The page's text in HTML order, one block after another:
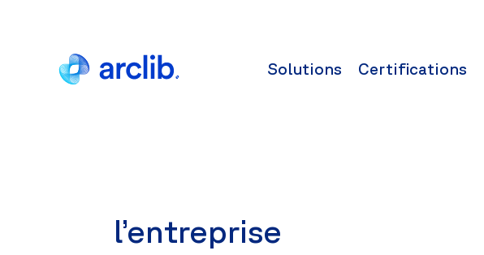
Solutions Certifications
l’entreprise